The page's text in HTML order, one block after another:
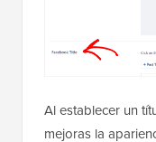
Al establecer un
mejoras la